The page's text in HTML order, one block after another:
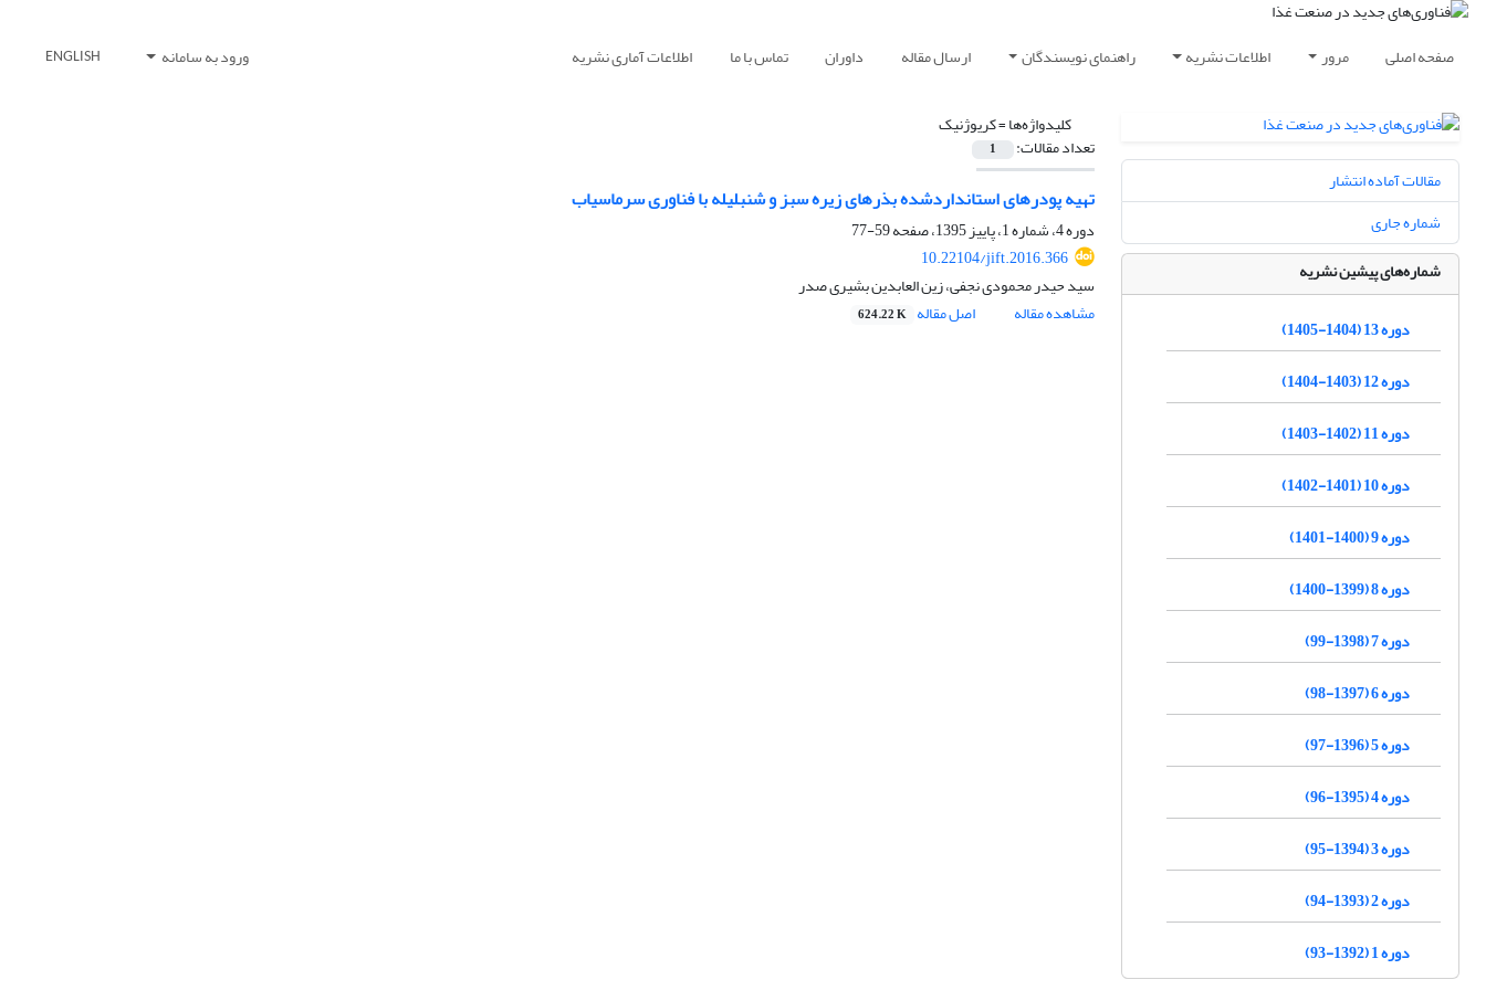
صفحه اصلی مرور اطلاعات نشریه راهنمای نویسندگان ارسال مقاله داوران تماس با ما اطلاعات آماری نشریه ورود به سامانه ENGLISH
کلیدواژه‌ها =کریوژنیک
تعداد مقالات: 1
تهیه پودرهای استانداردشده بذرهای زیره سبز و شنبلیله با فناوری سرماسیاب
دوره 4، شماره 1، پاییز 1395، صفحه
59-77
10.22104/jift.2016.366
سید حیدر محمودی نجفی، زین العابدین بشیری صدر
مشاهده مقاله
اصل مقاله 624.22 K
مقالات آماده انتشار
شماره جاری
شماره‌های پیشین نشریه
دوره 13 (1404-1405)
دوره 12 (1403-1404)
دوره 11 (1402-1403)
دوره 10 (1401-1402)
دوره 9 (1400-1401)
دوره 8 (1399-1400)
دوره 7 (1398-99)
دوره 6 (1397-98)
دوره 5 (1396-97)
دوره 4 (1395-96)
دوره 3 (1394-95)
دوره 2 (1393-94)
دوره 1 (1392-93)